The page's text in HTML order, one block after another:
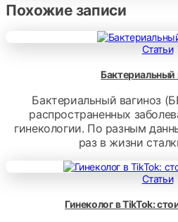
Похожие записи
Статьи
Бактериальный
Бактериальный вагиноз
распространенных
гинекологии. По разным
раз в жизни
Статьи
Гинеколог в TikTok: